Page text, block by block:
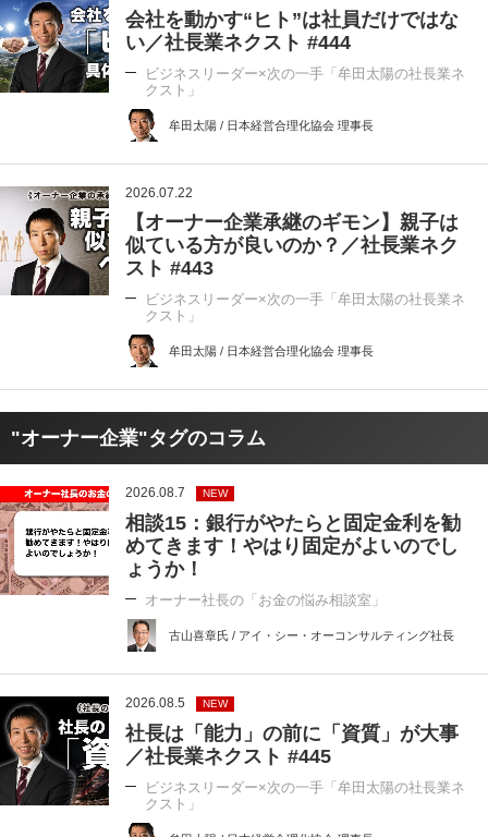
会社を動かす“ヒト”は社員だけではな
い／社長業ネクスト #444
ビジネスリーダー×次の一手「牟田太陽の社長業ネ
クスト」
牟田太陽 / 日本経営合理化協会 理事長
2026.07.22
【オーナー企業承継のギモン】親子は
似ている方が良いのか？／社長業ネク
スト #443
ビジネスリーダー×次の一手「牟田太陽の社長業ネ
クスト」
牟田太陽 / 日本経営合理化協会 理事長
"オーナー企業"タグのコラム
2026.08.7 NEW
相談15：銀行がやたらと固定金利を勧
めてきます！やはり固定がよいのでし
ょうか！
オーナー社長の「お金の悩み相談室」
古山喜章氏 / アイ・シー・オーコンサルティング社長
2026.08.5 NEW
社長は「能力」の前に「資質」が大事
／社長業ネクスト #445
ビジネスリーダー×次の一手「牟田太陽の社長業ネ
クスト」